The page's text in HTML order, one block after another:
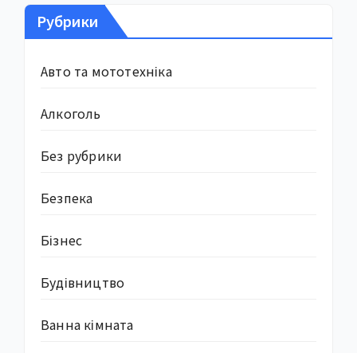
Рубрики
Авто та мототехніка
Алкоголь
Без рубрики
Безпека
Бізнес
Будівництво
Ванна кімната